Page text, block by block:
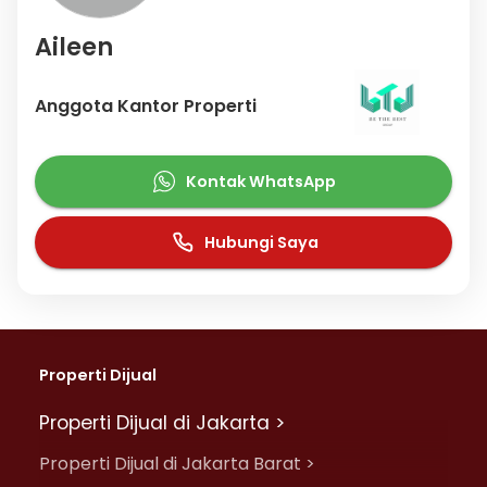
memudahkan akses Anda ke fasilitas-fasilitas utama dan
saat properti berkualitas ini milik Anda. Hubungi segera dan
dapatkan informasinya ataupun cek unit!
Aileen
Anggota Kantor Properti
Kontak WhatsApp
Hubungi Saya
Properti Dijual
Properti Dijual di Jakarta >
Properti Dijual di Jakarta Barat >